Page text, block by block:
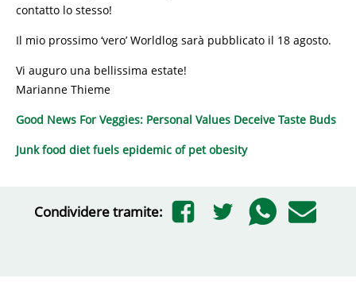
contatto lo stesso!
Il mio prossimo ‘vero’ Worldlog sarà pubblicato il 18 agosto.
Vi auguro una bellissima estate!
Marianne Thieme
Good News For Veggies: Personal Values Deceive Taste Buds
Junk food diet fuels epidemic of pet obesity
Condividere tramite: